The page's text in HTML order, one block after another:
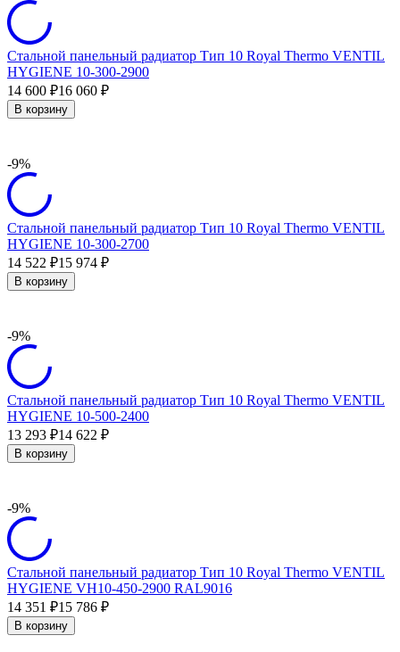
Стальной панельный радиатор Тип 10 Royal Thermo VENTIL
HYGIENE 10-300-2900
14 600 ₽16 060 ₽
В корзину
-9%
Стальной панельный радиатор Тип 10 Royal Thermo VENTIL
HYGIENE 10-300-2700
14 522 ₽15 974 ₽
В корзину
-9%
Стальной панельный радиатор Тип 10 Royal Thermo VENTIL
HYGIENE 10-500-2400
13 293 ₽14 622 ₽
В корзину
-9%
Стальной панельный радиатор Тип 10 Royal Thermo VENTIL
HYGIENE VH10-450-2900 RAL9016
14 351
₽15 786 ₽
В корзину